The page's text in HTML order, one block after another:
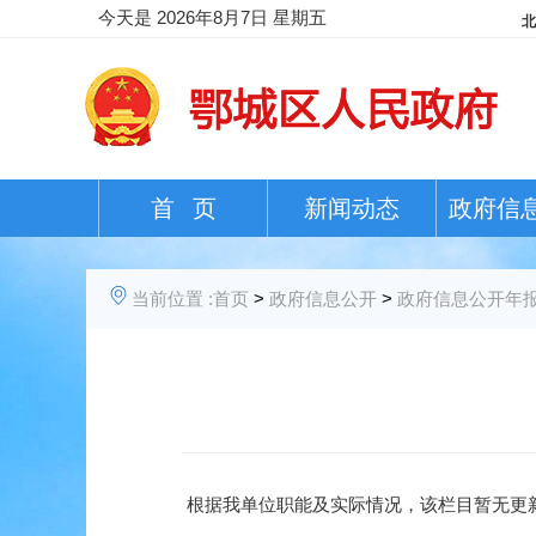
今天是 2026年8月7日 星期五
首 页 新闻动态 政府信
当前位置 :首页 > 政府信息公开 > 政府信息公开年
根据我单位职能及实际情况，该栏目暂无更